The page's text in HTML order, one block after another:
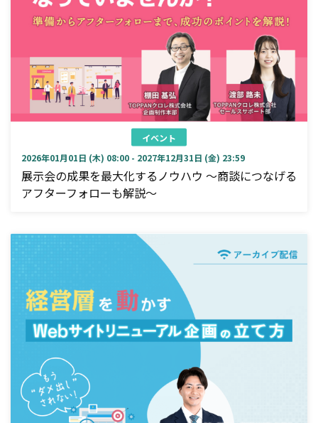
イベント
2026年01月01日 (木) 08:00 - 2027年12月31日 (金) 23:59
展示会の成果を最大化するノウハウ ～商談につなげる
アフターフォローも解説～